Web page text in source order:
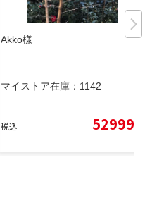
Akko様
マイストア在庫： 1142
税込 52999